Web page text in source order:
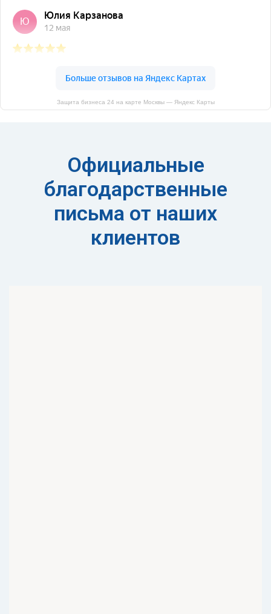
Защита бизнеса 24 на карте Москвы — Яндекс Карты
Официальные
благодарственные
письма от наших
клиентов